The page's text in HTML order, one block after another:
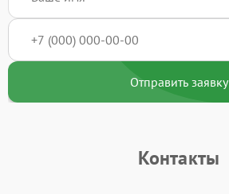
Отправить заявку
Контакты